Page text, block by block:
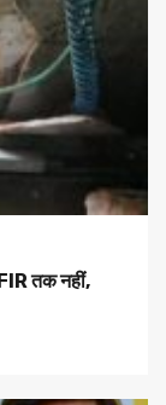
तक नहीं,